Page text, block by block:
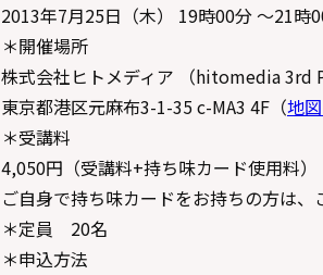
2013年7月25日（木） 19時00分 ～21時
＊開催場所
株式会社ヒトメディア （hitomedia 3rd
東京都港区元麻布3-1-35 c-MA3 4F（地
＊受講料
4,050円（受講料+持ち味カード使用料）
ご自身で持ち味カードをお持ちの方は、
＊定員 20名
＊申込方法